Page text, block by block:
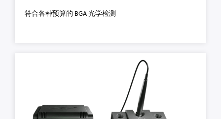
符合各种预算的 BGA 光学检测